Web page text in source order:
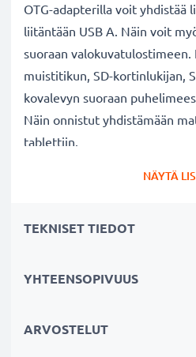
OTG-adapterilla voit yhdistää
liitäntään USB A. Näin voit
suoraan valokuvatulostimeen.
muistitikun, SD-kortinlukijan,
kovalevyn suoraan
Näin onnistut yhdistämään
tablettiin.
Liitä USB-näppäimistö tai
laitetta, voit silti avata näytön
NÄYTÄ
TEKNISET TIEDOT
YHTEENSOPIVUUS
ARVOSTELUT